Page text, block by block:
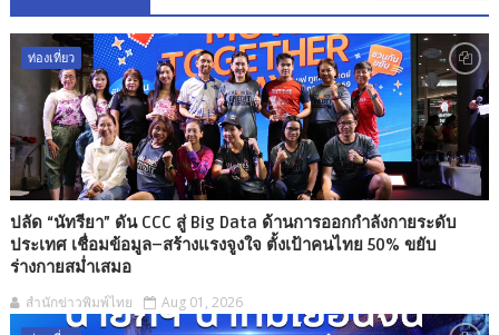
ท่องเที่ยว
ปลัด “นัทรียา” ดัน CCC สู่ Big Data ด้านการออกกำลังกายระดับ
ประเทศ เชื่อมข้อมูล–สร้างแรงจูงใจ ตั้งเป้าคนไทย 50% ขยับ
ร่างกายสม่ำเสมอ
สำนักข่าวพิมพ์ไทย Aug 01, 2026